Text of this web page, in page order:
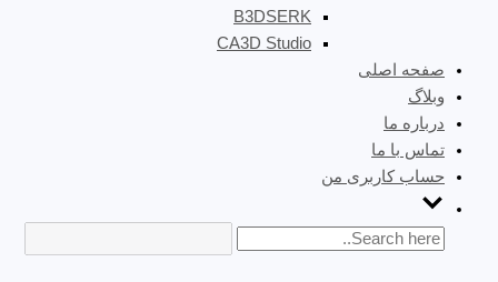
B3DSERK
CA3D Studio
صفحه اصلی
وبلاگ
درباره ما
تماس با ما
حساب کاربری من